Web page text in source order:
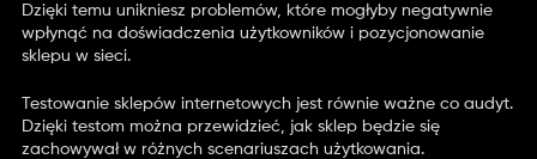
Dzięki temu unikniesz problemów, które mogłyby negatywnie
wpłynąć na doświadczenia użytkowników i pozycjonowanie
sklepu w sieci.
Testowanie sklepów internetowych jest równie ważne co audyt.
Dzięki testom można przewidzieć, jak sklep będzie się
zachowywał w różnych scenariuszach użytkowania.